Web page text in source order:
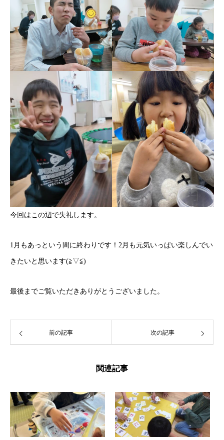
今回はこの辺で失礼します。
1月もあっという間に終わりです！2月も元気いっぱい楽しんでい
きたいと思います(≧▽≦)
最後までご覧いただきありがとうございました。
前の記事 次の記事
関連記事